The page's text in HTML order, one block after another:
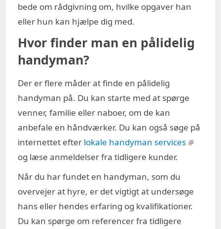
bede om rådgivning om, hvilke opgaver han
eller hun kan hjælpe dig med.
Hvor finder man en pålidelig
handyman?
Der er flere måder at finde en pålidelig
handyman på. Du kan starte med at spørge
venner, familie eller naboer, om de kan
anbefale en håndværker. Du kan også søge på
internettet efter lokale handyman services
og læse anmeldelser fra tidligere kunder.
Når du har fundet en handyman, som du
overvejer at hyre, er det vigtigt at undersøge
hans eller hendes erfaring og kvalifikationer.
Du kan spørge om referencer fra tidligere